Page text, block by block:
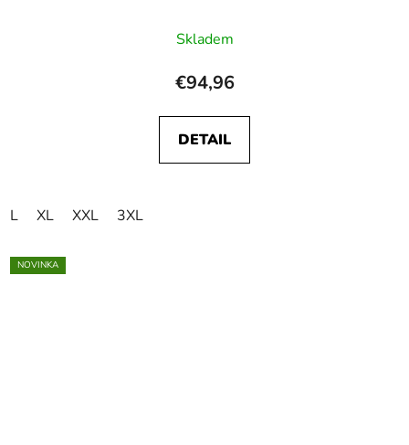
Skladem
€94,96
DETAIL
L XL XXL 3XL
NOVINKA